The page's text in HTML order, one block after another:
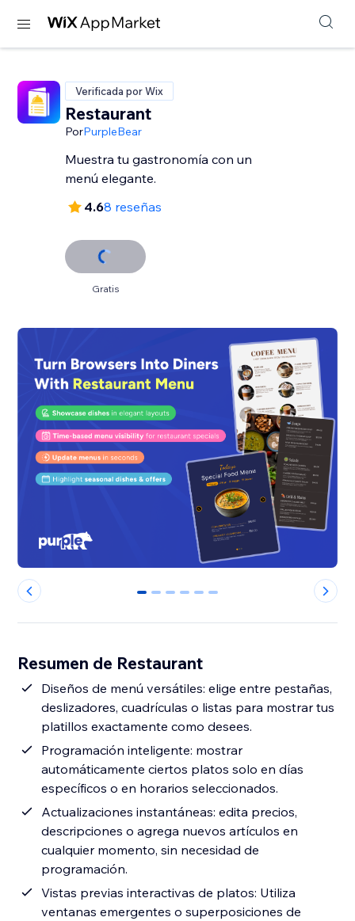
Verificada por Wix
Restaurant
PorPurpleBear
Muestra tu gastronomía con un
menú elegante.
4.68 reseñas
Gratis
0 1 2 3 4 5
Resumen de Restaurant
Diseños de menú versátiles: elige entre pestañas,
deslizadores, cuadrículas o listas para mostrar tus
platillos exactamente como desees.
Programación inteligente: mostrar
automáticamente ciertos platos solo en días
específicos o en horarios seleccionados.
Actualizaciones instantáneas: edita precios,
descripciones o agrega nuevos artículos en
cualquier momento, sin necesidad de
programación.
Vistas previas interactivas de platos: Utiliza
ventanas emergentes o superposiciones de